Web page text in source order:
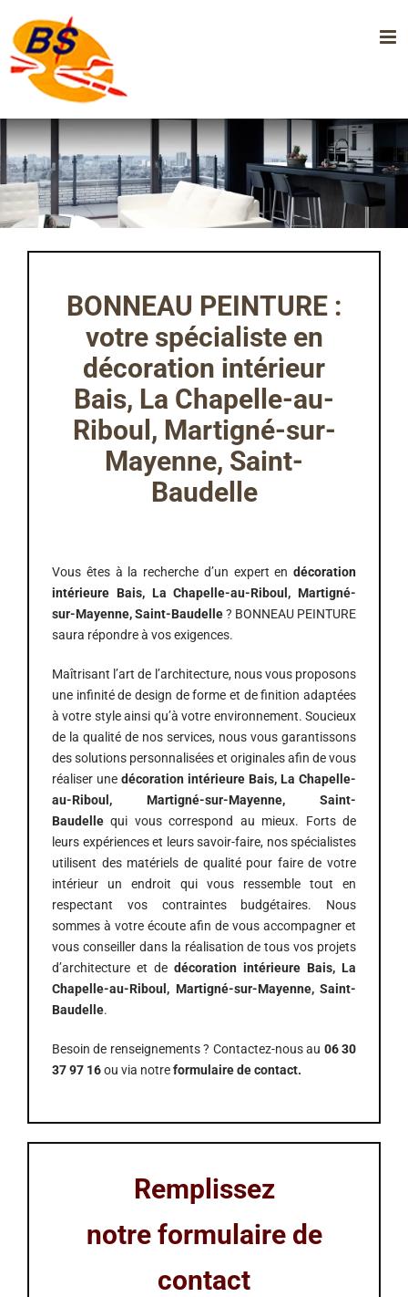
contenu
BONNEAU PEINTURE :
votre spécialiste en
décoration intérieur
Bais, La Chapelle-au-
Riboul, Martigné-sur-
Mayenne, Saint-
Baudelle
Vous êtes à la recherche d’un expert en décoration
intérieure Bais, La Chapelle-au-Riboul, Martigné-
sur-Mayenne, Saint-Baudelle? BONNEAU PEINTURE
saura répondre à vos exigences.
Maîtrisant l’art de l’architecture, nous vous proposons
une infinité de design de forme et de finition adaptées
à votre style ainsi qu’à votre environnement. Soucieux
de la qualité de nos services, nous vous garantissons
des solutions personnalisées et originales afin de vous
réaliser une décoration intérieure Bais, La Chapelle-
au-Riboul, Martigné-sur-Mayenne, Saint-
Baudelle qui vous correspond au mieux. Forts de
leurs expériences et leurs savoir-faire, nos spécialistes
utilisent des matériels de qualité pour faire de votre
intérieur un endroit qui vous ressemble tout en
respectant vos contraintes budgétaires. Nous
sommes à votre écoute afin de vous accompagner et
vous conseiller dans la réalisation de tous vos projets
d’architecture et de décoration intérieure Bais, La
Chapelle-au-Riboul, Martigné-sur-Mayenne, Saint-
Baudelle.
Besoin de renseignements ? Contactez-nous au 0630
37 97 16ou via notreformulaire de contact.
Remplissez
notre formulaire de
contact